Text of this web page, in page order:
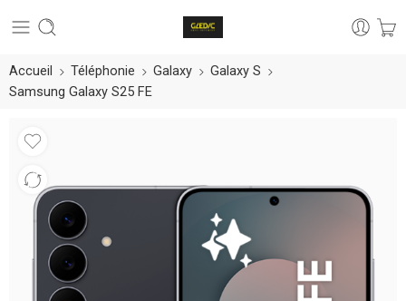
Accueil Téléphonie Galaxy
Galaxy S
Samsung Galaxy S25 FE